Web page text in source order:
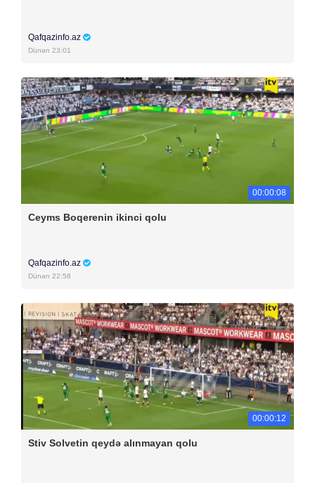
Qafqazinfo.az
Dünən 23:01
00:00:08
Ceyms Boqerenin ikinci qolu
Qafqazinfo.az
Dünən 22:58
00:00:12
Stiv Solvetin qeydə alınmayan qolu